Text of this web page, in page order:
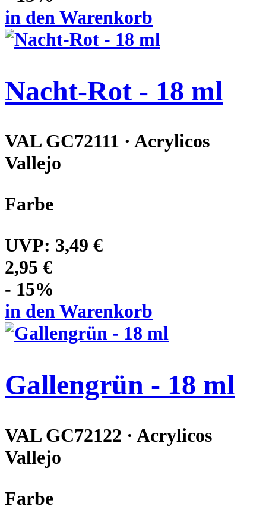
in den Warenkorb
Nacht-Rot - 18 ml
VAL GC72111 · Acrylicos
Vallejo
Farbe
UVP: 3,49 €
2,95 €
- 15%
in den Warenkorb
Gallengrün - 18 ml
VAL GC72122 · Acrylicos
Vallejo
Farbe